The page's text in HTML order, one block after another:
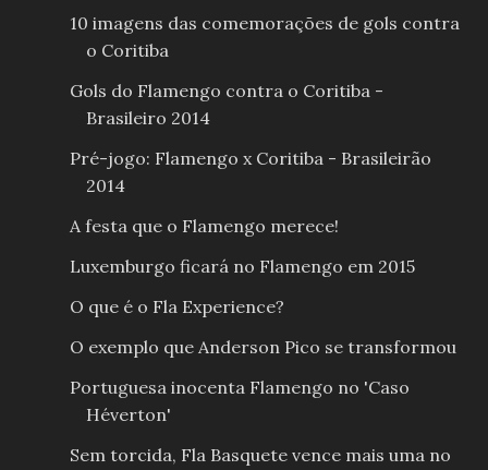
10 imagens das comemorações de gols contra
o Coritiba
Gols do Flamengo contra o Coritiba -
Brasileiro 2014
Pré-jogo: Flamengo x Coritiba - Brasileirão
2014
A festa que o Flamengo merece!
Luxemburgo ficará no Flamengo em 2015
O que é o Fla Experience?
O exemplo que Anderson Pico se transformou
Portuguesa inocenta Flamengo no 'Caso
Héverton'
Sem torcida, Fla Basquete vence mais uma no